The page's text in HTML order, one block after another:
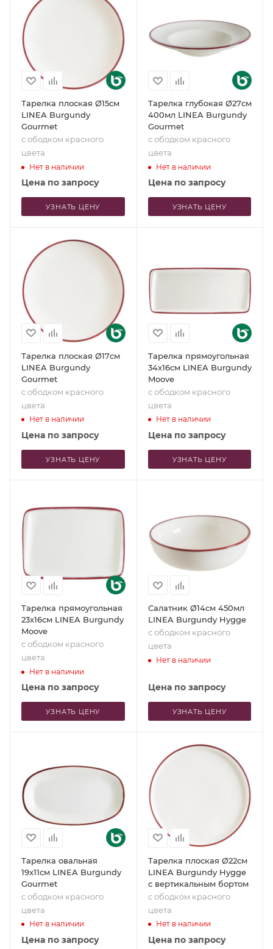
Тарелка плоская Ø15см
LINEA Burgundy
Gourmet
с ободком красного
цвета
Нет в наличии
Цена по запросу
УЗНАТЬ ЦЕНУ
Тарелка глубокая Ø27см
400мл LINEA Burgundy
Gourmet
с ободком красного
цвета
Нет в наличии
Цена по запросу
УЗНАТЬ ЦЕНУ
Тарелка плоская Ø17см
LINEA Burgundy
Gourmet
с ободком красного
цвета
Нет в наличии
Цена по запросу
УЗНАТЬ ЦЕНУ
Тарелка прямоугольная
34x16см LINEA Burgundy
Moove
с ободком красного
цвета
Нет в наличии
Цена по запросу
УЗНАТЬ ЦЕНУ
Тарелка прямоугольная
23x16см LINEA Burgundy
Moove
с ободком красного
цвета
Нет в наличии
Цена по запросу
УЗНАТЬ ЦЕНУ
Салатник Ø14см 450мл
LINEA Burgundy Hygge
с ободком красного
цвета
Нет в наличии
Цена по запросу
УЗНАТЬ ЦЕНУ
Тарелка овальная
19x11см LINEA Burgundy
Gourmet
с ободком красного
цвета
Нет в наличии
Цена по запросу
Тарелка плоская Ø22см
LINEA Burgundy Hygge
с вертикальным бортом
с ободком красного
цвета
Нет в наличии
Цена по запросу